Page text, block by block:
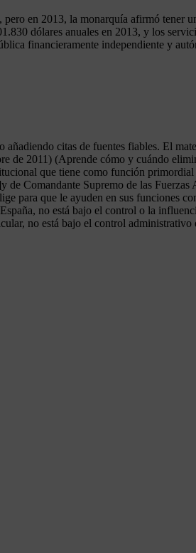
en 2013, la monarquía afirmó
dólares anuales en 2013, y los
financieramente independiente y
citas de fuentes fiables. El
de 2011) (Aprende cómo y cuándo
que tiene como función
Comandante Supremo de las Fuerzas
para que le ayuden en sus funciones
no está bajo el control o la
no está bajo el control